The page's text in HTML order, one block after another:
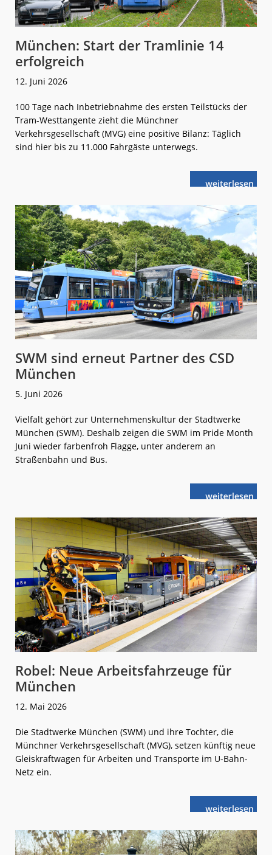
München: Start der Tramlinie 14
erfolgreich
12. Juni 2026
100 Tage nach Inbetriebnahme des ersten Teilstücks der
Tram-Westtangente zieht die Münchner
Verkehrsgesellschaft (MVG) eine positive Bilanz: Täglich
sind hier bis zu 11.000 Fahrgäste unterwegs.
weiterlese
nMünchen:
Tramlinie
14
erfolgreich
SWM sind erneut Partner des CSD
München
5. Juni 2026
Vielfalt gehört zur Unternehmenskultur der Stadtwerke
München (SWM). Deshalb zeigen die SWM im Pride Month
Juni wieder farbenfroh Flagge, unter anderem an
Straßenbahn und Bus.
weiterlese
nSWM
des
CSD
München
Robel: Neue Arbeitsfahrzeuge für
München
12. Mai 2026
Die Stadtwerke München (SWM) und ihre Tochter, die
Münchner Verkehrsgesellschaft (MVG), setzen künftig neue
Gleiskraftwagen für Arbeiten und Transporte im U-Bahn-
Netz ein.
weiterlese
nRobel:
München